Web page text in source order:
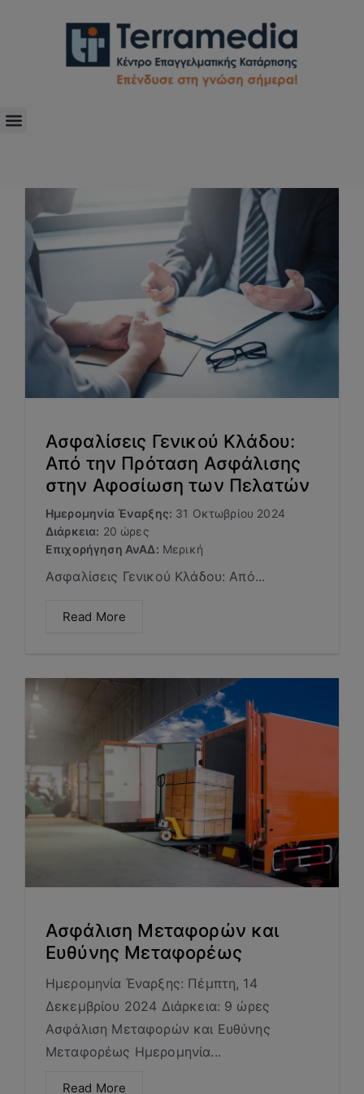
Ασφαλίσεις Γενικού Κλάδου:
Από την Πρόταση Ασφάλισης
στην Αφοσίωση των Πελατών
Ημερομηνία Έναρξης: 31 Οκτωβρίου 2024
Διάρκεια: 20 ώρες
Επιχορήγηση ΑνΑΔ: Μερική
Ασφαλίσεις Γενικού Κλάδου: Από...
Read More
Ασφάλιση Μεταφορών και
Ευθύνης Μεταφορέως
Ημερομηνία Έναρξης: Πέμπτη, 14
Δεκεμβρίου 2024 Διάρκεια: 9 ώρες
Ασφάλιση Μεταφορών και Ευθύνης
Μεταφορέως Ημερομηνία...
Read More